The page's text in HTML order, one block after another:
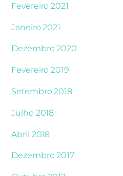
Fevereiro 2021
Janeiro 2021
Dezembro 2020
Fevereiro 2019
Setembro 2018
Julho 2018
Abril 2018
Dezembro 2017